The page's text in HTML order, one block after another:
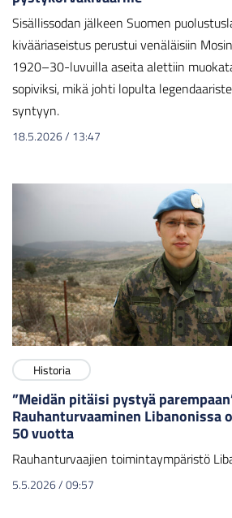
Sisällissodan jälkeen Suomen
kivääriaseistus perustui venäläisiin
1920–30-luvuilla aseita alettiin
sopiviksi, mikä johti lopulta
syntyyn.
18.5.2026/ 13:47
Historia
”Meidän pitäisi pystyä
Rauhanturvaaminen Libanonissa
50 vuotta
Rauhanturvaajien toimintaympäristö
5.5.2026/09:57